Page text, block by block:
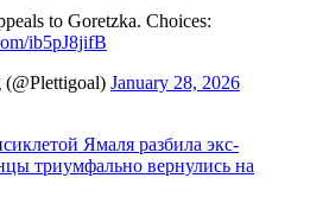
to Goretzka. Choices:
ib5pJ8jifB
January 28, 2026
Ямаля разбила экс-
триумфально вернулись на